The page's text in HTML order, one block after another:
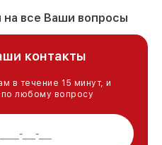
на все Ваши вопросы
контакты
в течение 15 минут, и
по любому вопросу